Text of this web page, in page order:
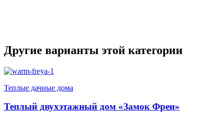
Другие варианты этой категории
Теплые дачные дома
Теплый двухэтажный дом «Замок Фреи»